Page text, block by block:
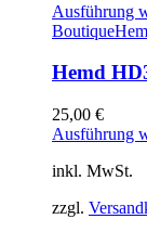
Ausführung
Boutique
Hemd
25,00 €
Ausführung
inkl. MwSt.
zzgl.